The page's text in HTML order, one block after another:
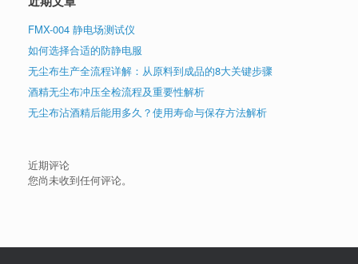
FMX-004 静电场测试仪
如何选择合适的防静电服
无尘布生产全流程详解：从原料到成品的8大关键步骤
酒精无尘布冲压全检流程及重要性解析
无尘布沾酒精后能用多久？使用寿命与保存方法解析
近期评论
您尚未收到任何评论。